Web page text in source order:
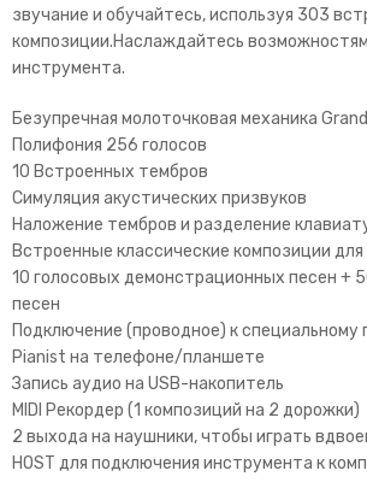
звучание и обучайтесь, используя 303
композиции.Наслаждайтесь
инструмента.
Безупречная молоточковая механика
Полифония 256 голосов
10 Встроенных тембров
Симуляция акустических призвуков
Наложение тембров и разделение
Встроенные классические композиции для
10 голосовых демонстрационных песен +
песен
Подключение (проводное) к
Pianist на телефоне/планшете
Запись аудио на USB-накопитель
MIDI Рекордер (1 композиций на 2 дорожки)
2 выхода на наушники, чтобы играть
HOST для подключения инструмента к